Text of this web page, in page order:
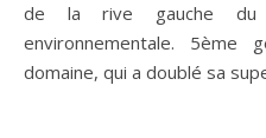
de la rive gauche du
environnementale. 5ème
domaine, qui a doublé sa